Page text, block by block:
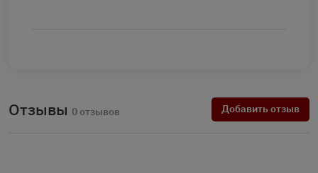
Отзывы 0 отзывов Добавить отзыв